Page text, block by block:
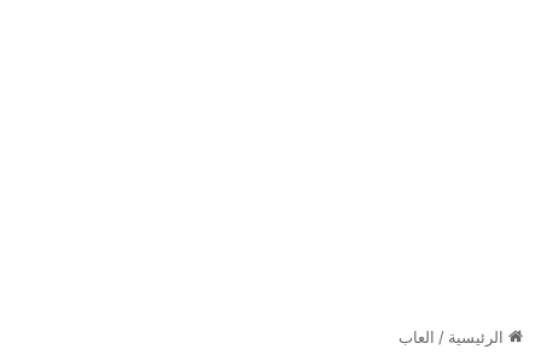
الرئيسية / العاب